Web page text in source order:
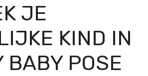
JE
KIND IN
BABY POSE